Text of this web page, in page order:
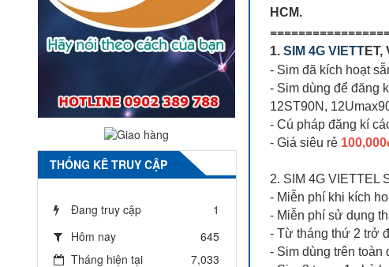
HCM.
1. SIM 4G VIETTET,
- Sim đã kích hoạt
- Sim dùng để đăng
12ST90N,
- Cú pháp đăng kí
- Giá siêu rẻ
2. SIM 4G VIETTEL
- Miễn phí khi kích
- Miễn phí sử dụng
- Từ tháng thứ 2 trở
- Sim dùng trên toàn
THỐNG KÊ TRUY CẬP
Đang truy cập
1
Hôm nay
645
Tháng hiện tại
7,033